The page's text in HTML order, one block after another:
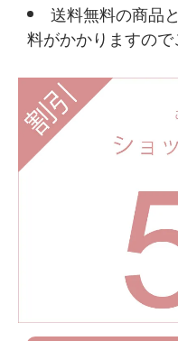
送料無料の商品
料がかかりますので